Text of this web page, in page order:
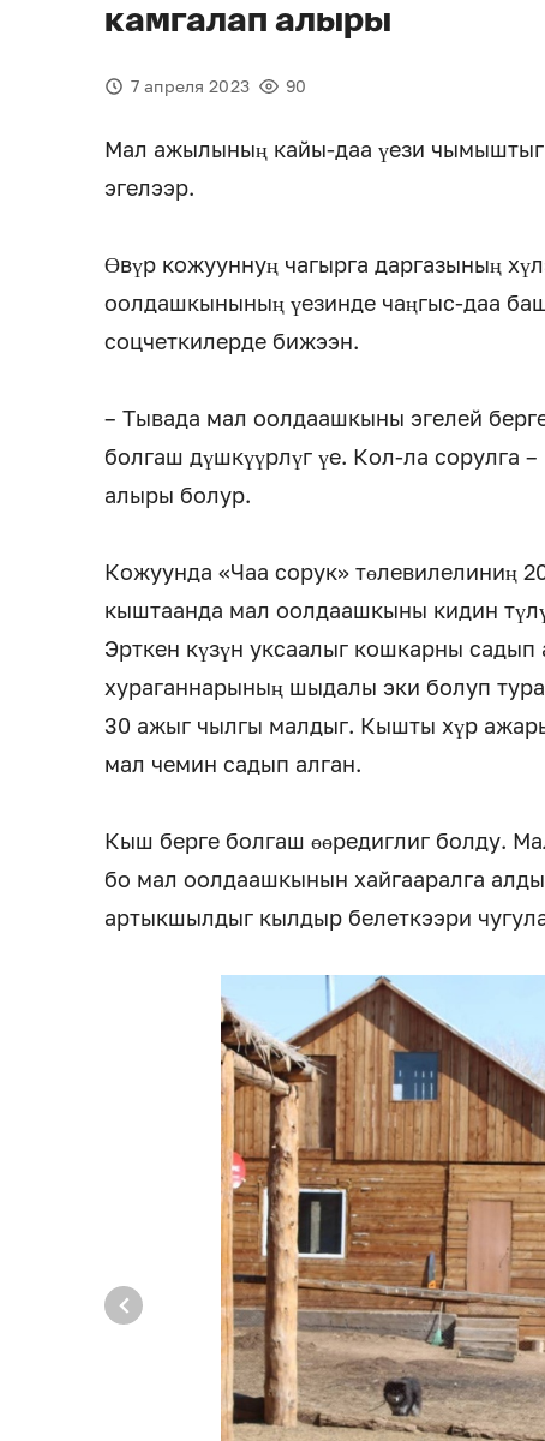
камгалап алыры
7 апреля 2023 90
Мал ажылының кайы-даа үези
эгелээр.
Өвүр кожууннуң чагырга даргазының
оолдашкынының үезинде чаңгыс-даа
соцчеткилерде бижээн.
– Тывада мал оолдаашкыны эгелей
болгаш дүшкүүрлүг үе. Кол-ла сорулга
алыры болур.
Кожуунда «Чаа сорук» төлевилелиниң
кыштаанда мал оолдаашкыны кидин
Эрткен күзүн уксаалыг кошкарны
хураганнарының шыдалы эки болуп
30 ажыг чылгы малдыг. Кышты хүр
мал чемин садып алган.
Кыш берге болгаш өөредиглиг болду.
бо мал оолдаашкынын хайгааралга
артыкшылдыг кылдыр белеткээри